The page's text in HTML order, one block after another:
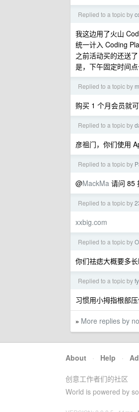
Replied to a topic by
我这边用了火山
统一计入 Coding
之前活动买的还送
是，下午固定时间
Replied to a topic by
购买 1 个月会员就
Replied to a topic by
彦祖门，你们使用
Replied to a topic by
@MackMa 请问 85
Replied to a topic by
xxbig.com
Replied to a topic by
你们祛痣大概要多
Replied to a topic by
习惯用小拇指根部
» More replies by
About · Help ·
创意工作者们的社区
World is powered by